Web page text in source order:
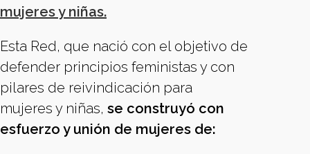
mujeres y niñas.
Esta Red, que nació con el objetivo de
defender principios feministas y con
pilares de reivindicación para
mujeres y niñas, se construyó con
esfuerzo y unión de mujeres de: